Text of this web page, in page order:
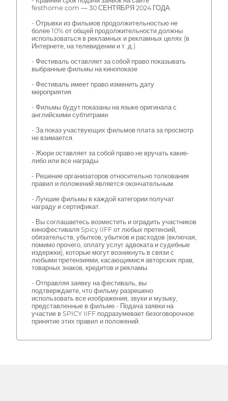
festhome.com — 30 СЕНТЯБРЯ 2024 ГОДА.
- Отрывки из фильмов продолжительностью не
более 10% от общей продолжительности должны
использоваться в рекламных и рекламных целях (в
Интернете, на телевидении и т. д.).
- Фестиваль оставляет за собой право показывать
выбранные фильмы на кинопоказе
- Фестиваль имеет право изменить дату
мероприятия.
- Фильмы будут показаны на языке оригинала с
английскими субтитрами.
- За показ участвующих фильмов плата за просмотр
не взимается.
- Жюри оставляет за собой право не вручать какие-
либо или все награды.
- Решение организаторов относительно толкования
правил и положений является окончательным.
- Лучшие фильмы в каждой категории получат
награду и сертификат.
- Вы соглашаетесь возместить и оградить участников
кинофестиваля Spicy IIFF от любых претензий,
обязательств, убытков, убытков и расходов (включая,
помимо прочего, оплату услуг адвоката и судебные
издержки), которые могут возникнуть в связи с
любыми претензиями, касающимися авторских прав,
товарных знаков, кредитов и рекламы.
- Отправляя заявку на фестиваль, вы
подтверждаете, что фильму разрешено
использовать все изображения, звуки и музыку,
представленные в фильме.- Подача заявки на
участие в SPICY IIFF подразумевает безоговорочное
принятие этих правил и положений.